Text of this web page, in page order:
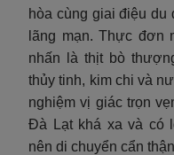
hòa cùng giai điệu
lãng mạn. Thực đơn
nhấn là thịt bò
thủy tinh, kim chi và
nghiệm vị giác trọn
Đà Lạt khá xa và có
nên di chuyển cẩn